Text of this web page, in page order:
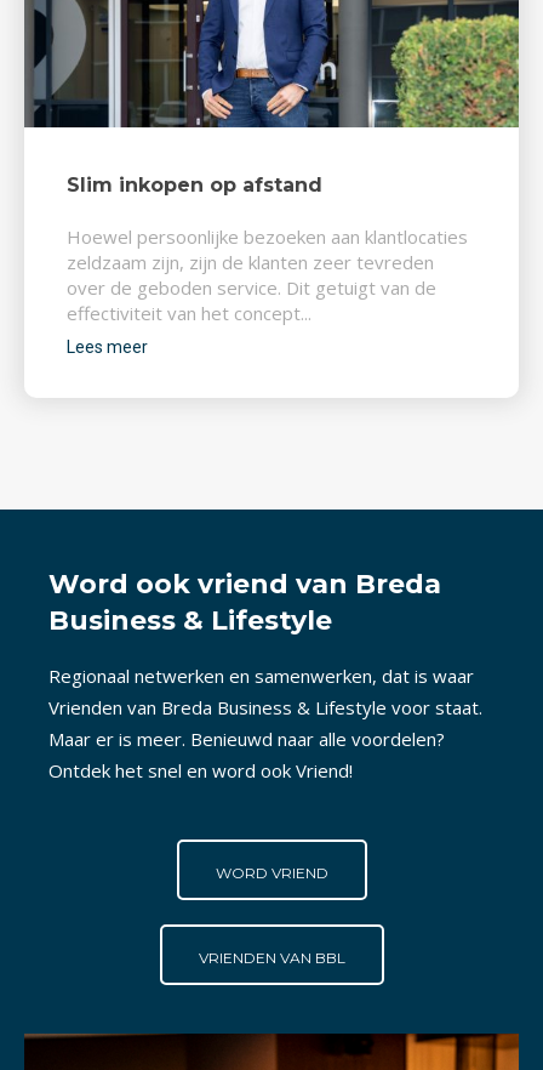
Slim inkopen op afstand
Hoewel persoonlijke bezoeken aan klantlocaties
zeldzaam zijn, zijn de klanten zeer tevreden
over de geboden service. Dit getuigt van de
effectiviteit van het concept...
Lees meer
Word ook vriend van Breda
Business & Lifestyle
Regionaal netwerken en samenwerken, dat is waar
Vrienden van Breda Business & Lifestyle voor staat.
Maar er is meer. Benieuwd naar alle voordelen?
Ontdek het snel en word ook Vriend!
WORD VRIEND
VRIENDEN VAN BBL